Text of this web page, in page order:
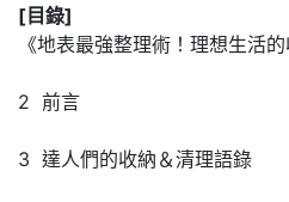
[目錄]
《地表最強整理術！理想生活
2 前言
3 達人們的收納＆清理語錄